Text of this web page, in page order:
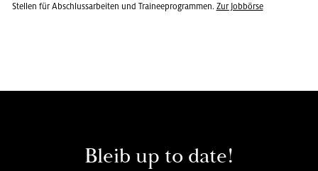
Stellen für Abschlussarbeiten und Traineeprogrammen. Zur Job­bör­se
Bleib up to date!